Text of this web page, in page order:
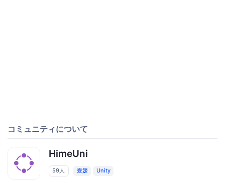
コミュニティについて
HimeUni
59人 愛媛 Unity